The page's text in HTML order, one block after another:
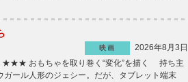
映画
2026年8月3日
★★★ おもちゃを取り巻く“変化”を描く 持ち主
ール人形のジェシー。だが、タブレット端末